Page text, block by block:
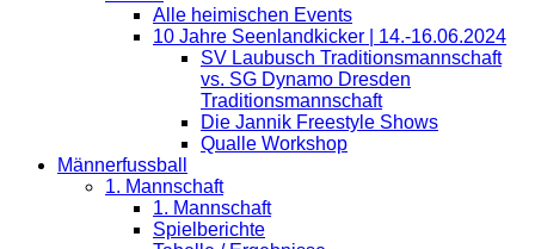
Alle heimischen Events
10 Jahre Seenlandkicker | 14.-16.06.2024
SV Laubusch Traditionsmannschaft
vs. SG Dynamo Dresden
Traditionsmannschaft
Die Jannik Freestyle Shows
Qualle Workshop
Männerfussball
1. Mannschaft
1. Mannschaft
Spielberichte